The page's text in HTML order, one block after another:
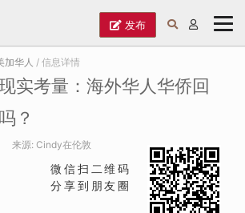
发布
加华人 / 信息详情
实考量：海外华人华侨回
？
来源: Cindy在伦敦
微信扫二维码
分享到朋友圈